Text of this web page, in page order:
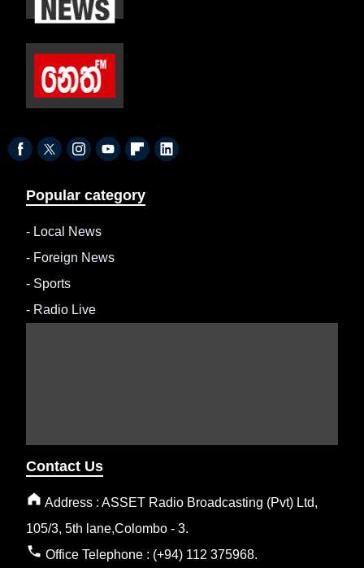
Popular category
- Local News
- Foreign News
- Sports
- Radio Live
Contact Us
Address : ASSET Radio Broadcasting (Pvt) Ltd,
105/3, 5th lane,Colombo - 3.
Office Telephone : (+94) 112 375968.